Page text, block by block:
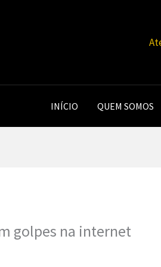
INÍCIO QUEM SOMOS
golpes na internet